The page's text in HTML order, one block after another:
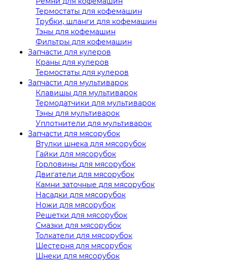
Термостаты для кофемашин
Трубки, шланги для кофемашин
Тэны для кофемашин
Фильтры для кофемашин
Запчасти для кулеров
Краны для кулеров
Термостаты для кулеров
Запчасти для мультиварок
Клавишы для мультиварок
Термодатчики для мультиварок
Тэны для мультиварок
Уплотнители для мультиварок
Запчасти для мясорубок
Втулки шнека для мясорубок
Гайки для мясорубок
Горловины для мясорубок
Двигатели для мясорубок
Камни заточные для мясорубок
Насадки для мясорубок
Ножи для мясорубок
Решетки для мясорубок
Смазки для мясорубок
Толкатели для мясорубок
Шестерня для мясорубок
Шнеки для мясорубок